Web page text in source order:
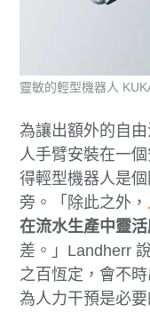
為讓出額外的自
人手臂安裝在一
得輕型機器人是
旁。「除此之外，
在流水生產中靈活
差。」Landherr
之百恆定，會不
為人力干預是必
靈敏的輕型機器人